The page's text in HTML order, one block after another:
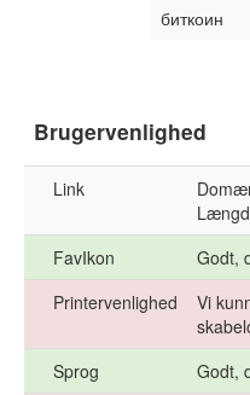
биткоин
Brugervenlighed
Link
FavIkon
Godt,
Printervenlighed
Vi
Sprog
Godt,